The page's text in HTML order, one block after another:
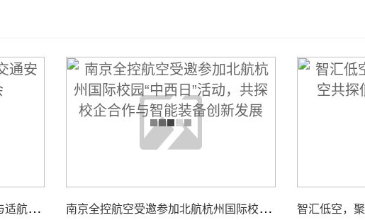
南
京全控受邀出席航空交通安全与适航技术研讨会 南
京全控航空受邀参加北航杭州国际校园“中西日”活动，共探校企合作与智能装备创新发展